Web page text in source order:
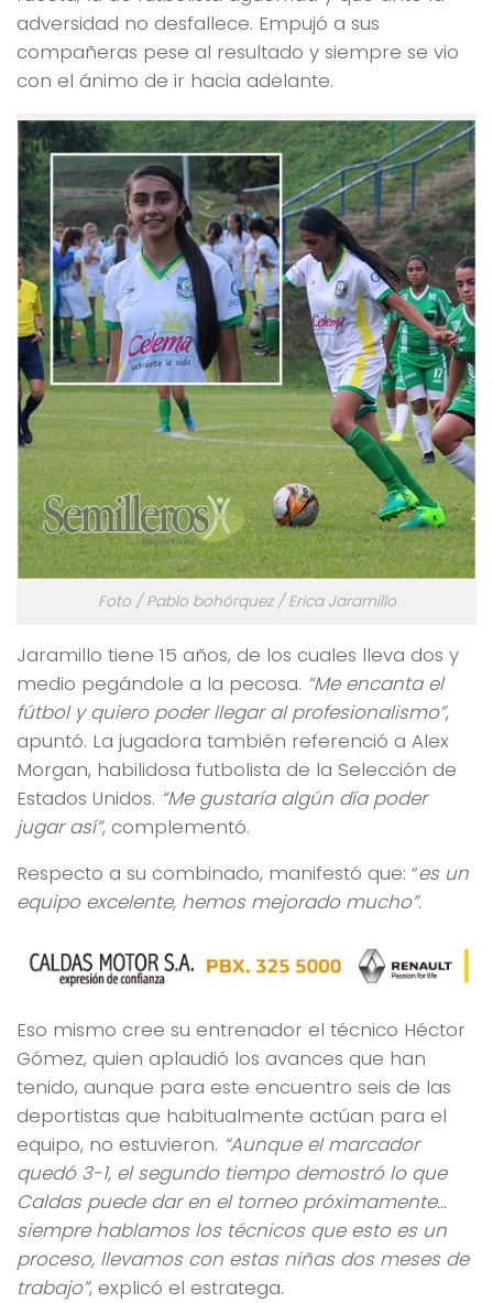
adversidad no desfallece. Empujó a sus
compañeras pese al resultado y siempre se vio
con el ánimo de ir hacia adelante.
Foto / Pablo bohórquez / Erica Jaramillo
Jaramillo tiene 15 años, de los cuales lleva dos y
medio pegándole a la pecosa. “Me encanta el
fútbol y quiero poder llegar al profesionalismo”,
apuntó. La jugadora también referenció a Alex
Morgan, habilidosa futbolista de la Selección de
Estados Unidos. “Me gustaría algún día poder
jugar así”, complementó.
Respecto a su combinado, manifestó que: “es un
equipo excelente, hemos mejorado mucho”.
Eso mismo cree su entrenador el técnico Héctor
Gómez, quien aplaudió los avances que han
tenido, aunque para este encuentro seis de las
deportistas que habitualmente actúan para el
equipo, no estuvieron. “Aunque el marcador
quedó 3-1, el segundo tiempo demostró lo que
Caldas puede dar en el torneo próximamente…
siempre hablamos los técnicos que esto es un
proceso, llevamos con estas niñas dos meses de
trabajo”, explicó el estratega.